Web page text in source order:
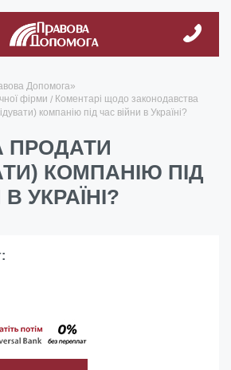
Допомога»
фірми
Коментарі щодо законодавства
компанію під час війни в Україні?
КОМПАНІЮ ПІД
УКРАЇНІ?